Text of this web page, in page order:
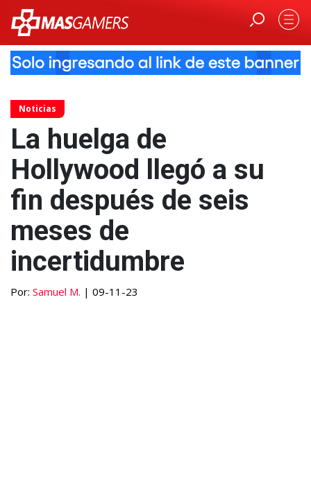
Noticias
La huelga de
Hollywood llegó a su
fin después de seis
meses de
incertidumbre
Por: Samuel M. | 09-11-23